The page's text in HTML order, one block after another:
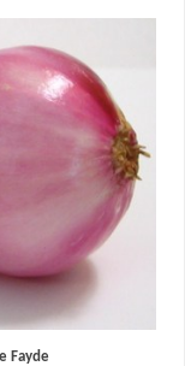
Fayde